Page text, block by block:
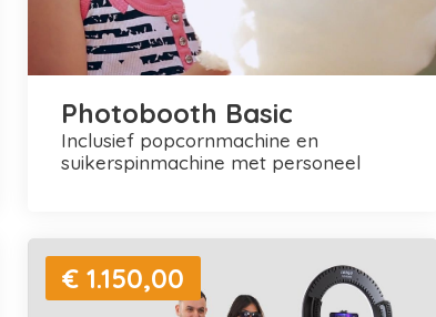
Photobooth Basic
inclusief popcornmachine en
suikerspinmachine met personeel
€ 1.150,00